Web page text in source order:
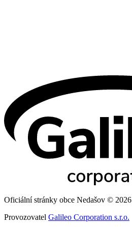
Oficiální stránky obce Nedašov © 2026
Provozovatel Galileo Corporation s.r.o.